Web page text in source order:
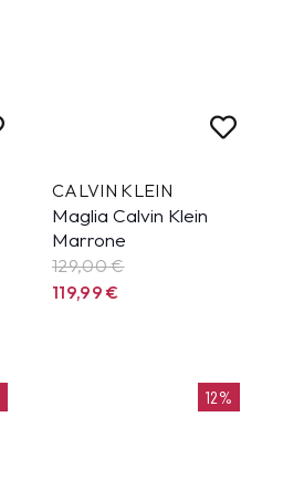
CALVIN KLEIN
Maglia Calvin Klein
Marrone
129,00 €
119,99€
12%